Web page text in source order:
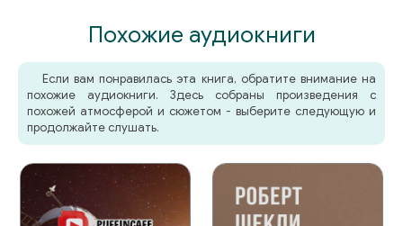
64 - 63 Пен
66 - 65 Джоди
67 - 66 Рената
68 - 67 Джоди
69 - 68 Тиф
Похожие аудиокниги
Если вам понравилась эта книга, обратите внимание на
похожие аудиокниги. Здесь собраны произведения с
похожей атмосферой и сюжетом - выберите следующую и
продолжайте слушать.